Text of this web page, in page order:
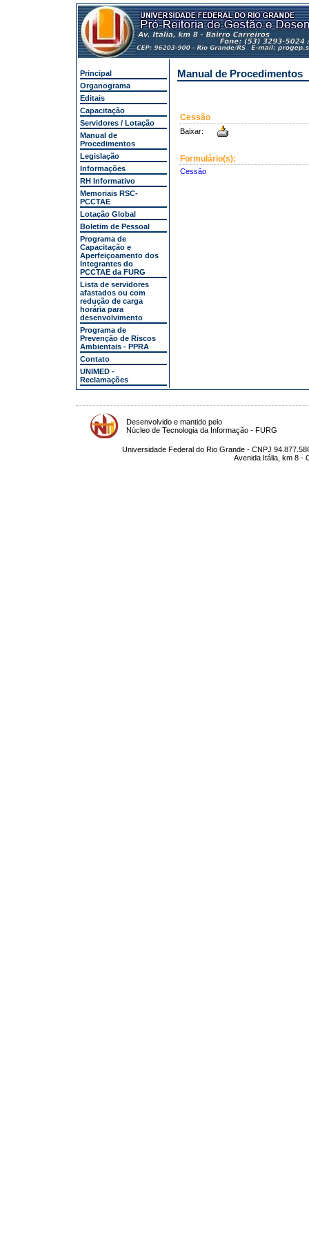
Principal
Organograma
Editais
Capacitação
Servidores / Lotação
Manual de
Procedimentos
Legislação
Informações
RH Informativo
Memoriais RSC-
PCCTAE
Lotação Global
Boletim de Pessoal
Programa de
Capacitação e
Aperfeiçoamento dos
Integrantes do
PCCTAE da FURG
Lista de servidores
afastados ou com
redução de carga
horária para
desenvolvimento
Programa de
Prevenção de Riscos
Ambientais - PPRA
Contato
UNIMED -
Reclamações
Manual de Procedimentos
Cessão
Baixar:
Formulário(s):
Cessão
Desenvolvido e mantido pelo
Núcleo de Tecnologia da Informação - FURG
Universidade Federal do Rio Grande - CNPJ
Avenida Itália, km 8 -